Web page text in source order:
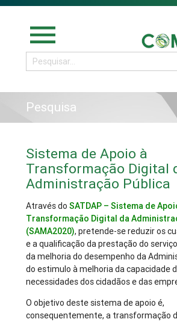
menu
Pesquisa
Sistema de Apoio à
Transformação Digital
Administração Pública
Através doSATDAP – Sistema de
Transformação Digital da
(SAMA2020), pretende-se reduzir os
e a qualificação da prestação do
da melhoria do desempenho da
do estimulo à melhoria da capacidade
necessidades dos cidadãos e das
O objetivo deste sistema de apoio é,
consequentemente, a transformação